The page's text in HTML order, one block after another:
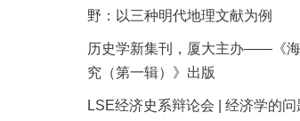
野：以三种明代地理文献为例
历史学新集刊，厦大主办——《
究（第一辑）》出版
LSE经济史系辩论会 | 经济学的问